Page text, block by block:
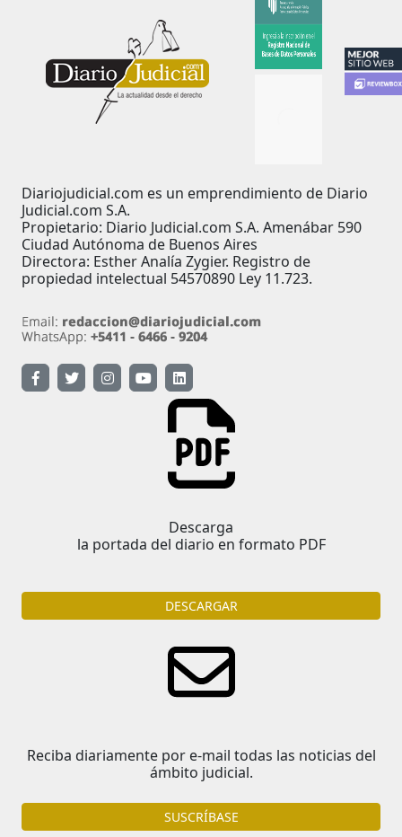
Diariojudicial.com es un emprendimiento de Diario
Judicial.com S.A.
Propietario: Diario Judicial.com S.A. Amenábar 590
Ciudad Autónoma de Buenos Aires
Directora: Esther Analía Zygier. Registro de
propiedad intelectual 54570890 Ley 11.723.
Descarga
la portada del diario en formato PDF
DESCARGAR
Reciba diariamente por e-mail todas las noticias del
ámbito judicial.
SUSCRÍBASE